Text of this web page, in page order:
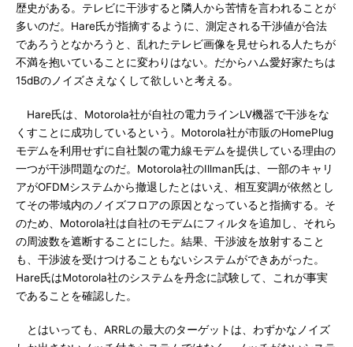
歴史がある。テレビに干渉すると隣人から苦情を言われることが
多いのだ。Hare氏が指摘するように、測定される干渉値が合法
であろうとなかろうと、乱れたテレビ画像を見せられる人たちが
不満を抱いていることに変わりはない。だからハム愛好家たちは
15dBのノイズさえなくして欲しいと考える。
Hare氏は、Motorola社が自社の電力ラインLV機器で干渉をな
くすことに成功しているという。Motorola社が市販のHomePlug
モデムを利用せずに自社製の電力線モデムを提供している理由の
一つが干渉問題なのだ。Motorola社のIllman氏は、一部のキャリ
アがOFDMシステムから撤退したとはいえ、相互変調が依然とし
てその帯域内のノイズフロアの原因となっていると指摘する。そ
のため、Motorola社は自社のモデムにフィルタを追加し、それら
の周波数を遮断することにした。結果、干渉波を放射すること
も、干渉波を受けつけることもないシステムができあがった。
Hare氏はMotorola社のシステムを丹念に試験して、これが事実
であることを確認した。
とはいっても、ARRLの最大のターゲットは、わずかなノイズ